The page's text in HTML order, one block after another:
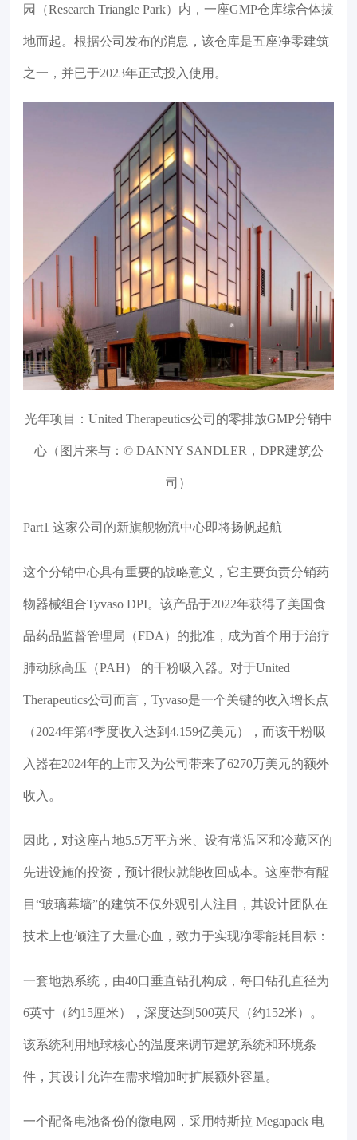
园（Research Triangle Park）内，一座GMP仓库综合体拔
地而起。根据公司发布的消息，该仓库是五座净零建筑
之一，并已于2023年正式投入使用。
光年项目：United Therapeutics公司的零排放GMP分销中
心（图片来与：© DANNY SANDLER，DPR建筑公
司）
Part1 这家公司的新旗舰物流中心即将扬帆起航
这个分销中心具有重要的战略意义，它主要负责分销药
物器械组合Tyvaso DPI。该产品于2022年获得了美国食
品药品监督管理局（FDA）的批准，成为首个用于治疗
肺动脉高压（PAH） 的干粉吸入器。对于United
Therapeutics公司而言，Tyvaso是一个关键的收入增长点
（2024年第4季度收入达到4.159亿美元），而该干粉吸
入器在2024年的上市又为公司带来了6270万美元的额外
收入。
因此，对这座占地5.5万平方米、设有常温区和冷藏区的
先进设施的投资，预计很快就能收回成本。这座带有醒
目“玻璃幕墙”的建筑不仅外观引人注目，其设计团队在
技术上也倾注了大量心血，致力于实现净零能耗目标：
一套地热系统，由40口垂直钻孔构成，每口钻孔直径为
6英寸（约15厘米），深度达到500英尺（约152米）。
该系统利用地球核心的温度来调节建筑系统和环境条
件，其设计允许在需求增加时扩展额外容量。
一个配备电池备份的微电网，采用特斯拉 Megapack 电